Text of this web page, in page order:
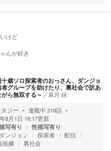
けど
んが好き
歳ソロ探索者のおっさん、ダンジョ
グループを助けたり、裏社会で訳あ
ら無双する～ ／皐月 緑
ジー 連載中 218話
8月1日 18:17更新
写有り 性描写有り
ダンジョン 探索者
配信
俗嬢 裏社会